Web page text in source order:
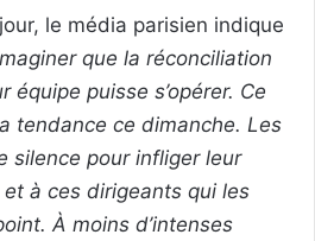
le média parisien indique
que la réconciliation
équipe puisse s’opérer. Ce
tendance ce dimanche. Les
pour infliger leur
à ces dirigeants qui les
À moins d’intenses